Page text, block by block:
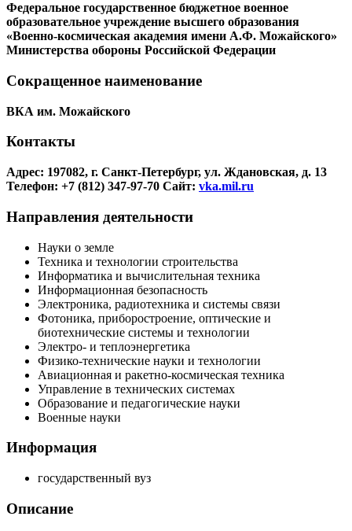
Федеральное государственное бюджетное военное
образовательное учреждение высшего образования
«Военно-космическая академия имени А.Ф. Можайского»
Министерства обороны Российской Федерации
Сокращенное наименование
ВКА им. Можайского
Контакты
Адрес: 197082, г. Санкт-Петербург, ул. Ждановская, д. 13
Телефон: +7 (812) 347-97-70 Сайт: vka.mil.ru
Направления деятельности
Науки о земле
Техника и технологии строительства
Информатика и вычислительная техника
Информационная безопасность
Электроника, радиотехника и системы связи
Фотоника, приборостроение, оптические и
биотехнические системы и технологии
Электро- и теплоэнергетика
Физико-технические науки и технологии
Авиационная и ракетно-космическая техника
Управление в технических системах
Образование и педагогические науки
Военные науки
Информация
государственный вуз
Описание